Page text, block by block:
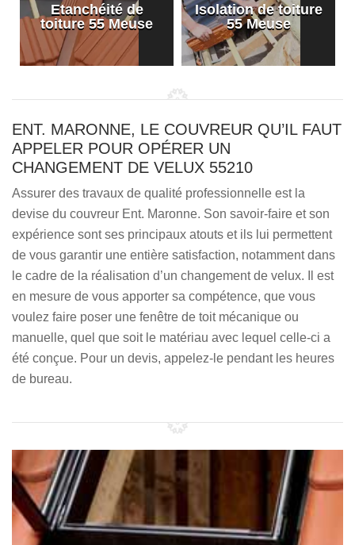
Etanchéité de
toiture 55 Meuse
Isolation de toiture
55 Meuse
ENT. MARONNE, LE COUVREUR QU’IL FAUT
APPELER POUR OPÉRER UN
CHANGEMENT DE VELUX 55210
Assurer des travaux de qualité professionnelle est la
devise du couvreur Ent. Maronne. Son savoir-faire et son
expérience sont ses principaux atouts et ils lui permettent
de vous garantir une entière satisfaction, notamment dans
le cadre de la réalisation d’un changement de velux. Il est
en mesure de vous apporter sa compétence, que vous
voulez faire poser une fenêtre de toit mécanique ou
manuelle, quel que soit le matériau avec lequel celle-ci a
été conçue. Pour un devis, appelez-le pendant les heures
de bureau.